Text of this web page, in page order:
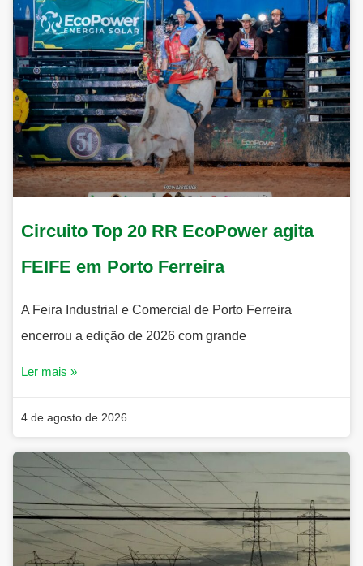
Circuito Top 20 RR EcoPower agita
FEIFE em Porto Ferreira
A Feira Industrial e Comercial de Porto Ferreira
encerrou a edição de 2026 com grande
Ler mais »
4 de agosto de 2026